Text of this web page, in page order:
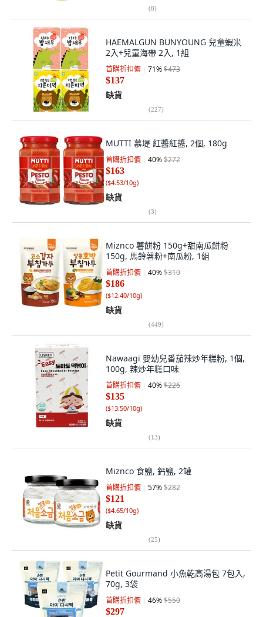
(8)
HAEMALGUN BUNYOUNG 兒童蝦米
2入+兒童海帶 2入, 1組
首購折扣價 71%$473
$137
缺貨
(227)
MUTTI 慕堤 紅醬紅醬, 2個, 180g
首購折扣價 40%$272
$163
($4.53/10g)
缺貨
(3)
Miznco 薯餅粉 150g+甜南瓜餅粉
150g, 馬鈴薯粉+南瓜粉, 1組
首購折扣價 40%$310
$186
($12.40/10g)
缺貨
(449)
Nawaagi 嬰幼兒番茄辣炒年糕粉, 1個,
100g, 辣炒年糕口味
首購折扣價 40%$226
$135
($13.50/10g)
缺貨
(13)
Miznco 食鹽, 鈣鹽, 2罐
首購折扣價 57%$282
$121
($4.65/10g)
缺貨
(25)
Petit Gourmand 小魚乾高湯包 7包入,
70g, 3袋
首購折扣價 46%$550
$297